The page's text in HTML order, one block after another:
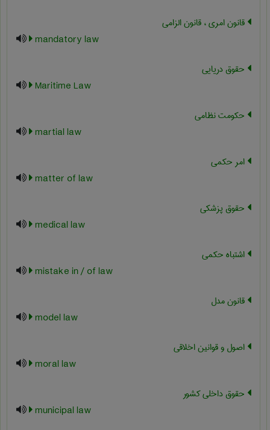
قانون امری ، قانون الزامی
mandatory law
حقوق دریایی
Maritime Law
حکومت نظامی
martial law
امر حکمی
matter of law
حقوق پزشکی
medical law
اشتباه حکمی
mistake in / of law
قانون مدل
model law
اصول و قوانین اخلاقی
moral law
حقوق داخلی کشور
municipal law